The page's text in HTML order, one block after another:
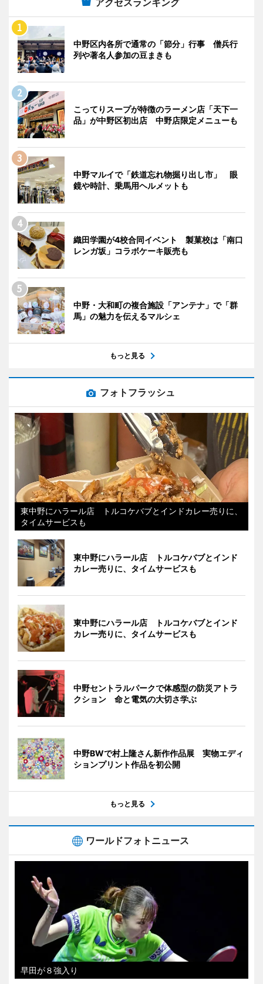
アクセスランキング
中野区内各所で通常の「節分」行事 僧兵行
列や著名人参加の豆まきも
こってりスープが特徴のラーメン店「天下一
品」が中野区初出店 中野店限定メニューも
中野マルイで「鉄道忘れ物掘り出し市」 眼
鏡や時計、乗馬用ヘルメットも
織田学園が4校合同イベント 製菓校は「南口
レンガ坂」コラボケーキ販売も
中野・大和町の複合施設「アンテナ」で「群
馬」の魅力を伝えるマルシェ
もっと見る
フォトフラッシュ
東中野にハラール店 トルコケバブとインドカレー売りに、
タイムサービスも
東中野にハラール店 トルコケバブとインド
カレー売りに、タイムサービスも
東中野にハラール店 トルコケバブとインド
カレー売りに、タイムサービスも
中野セントラルパークで体感型の防災アトラ
クション 命と電気の大切さ学ぶ
中野BWで村上隆さん新作作品展 実物エディ
ションプリント作品を初公開
もっと見る
ワールドフォトニュース
早田が８強入り